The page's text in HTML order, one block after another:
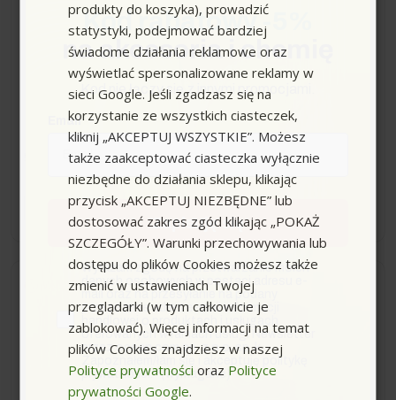
Dysza Power 25°, rozmiar
80 (1300 l/h) Karcher
99,00 zł
+
Wysyłka do 3 dni
Dysza Power 25°, rozmiar
dyszy 72 (1300 l/h)
Karcher
produkty do koszyka), prowadzić
statystyki, podejmować bardziej
świadome działania reklamowe oraz
wyświetlać spersonalizowane reklamy w
sieci Google. Jeśli zgadzasz się na
korzystanie ze wszystkich ciasteczek,
kliknij „AKCEPTUJ WSZYSTKIE”. Możesz
także zaakceptować ciasteczka wyłącznie
niezbędne do działania sklepu, klikając
przycisk „AKCEPTUJ NIEZBĘDNE” lub
dostosować zakres zgód klikając „POKAŻ
SZCZEGÓŁY”. Warunki przechowywania lub
dostępu do plików Cookies możesz także
zmienić w ustawieniach Twojej
przeglądarki (w tym całkowicie je
zablokować). Więcej informacji na temat
plików Cookies znajdziesz w naszej
Polityce prywatności oraz Polityce
prywatności Google.
Kod rabatowy -5%
na akcesoria i chemię
Kod nie łączy się z innymi promocjami.
Email
Zapisuję się
zgodaWyrażam zgodę na przetwarzanie moich
danych osobowych w postaci adresu e-
mail oraz na przesyłanie na podany
przeze mnie adres e-mail informacji
handlowej o produktach i usługach
oferowanych w ramach usługi Newsletter
przez ocean.com sp. z o.o. sp. k.
Zapoznałem/łam się i akceptuję politykę
prywatności. *(wymagane)